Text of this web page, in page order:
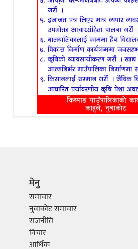
मेनु
समाचार
नुवाकोट समाचार
राजनीति
विचार
आर्थिक